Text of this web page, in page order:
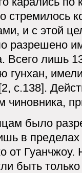
стремилось
и с этой
разрешено
Всего лишь
гунхан,
с.138].
чиновника,
было
в
от
быть